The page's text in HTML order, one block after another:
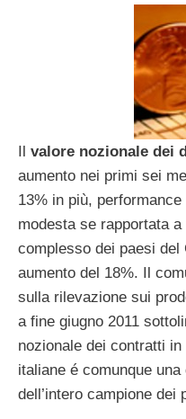
Il valore nozionale dei
aumento nei primi sei
13% in più,
modesta se rapportata
complesso dei paesi del
aumento del 18%. Il
sulla rilevazione sui
a fine giugno 2011
nozionale dei contratti
italiane é comunque
dell’intero campione dei